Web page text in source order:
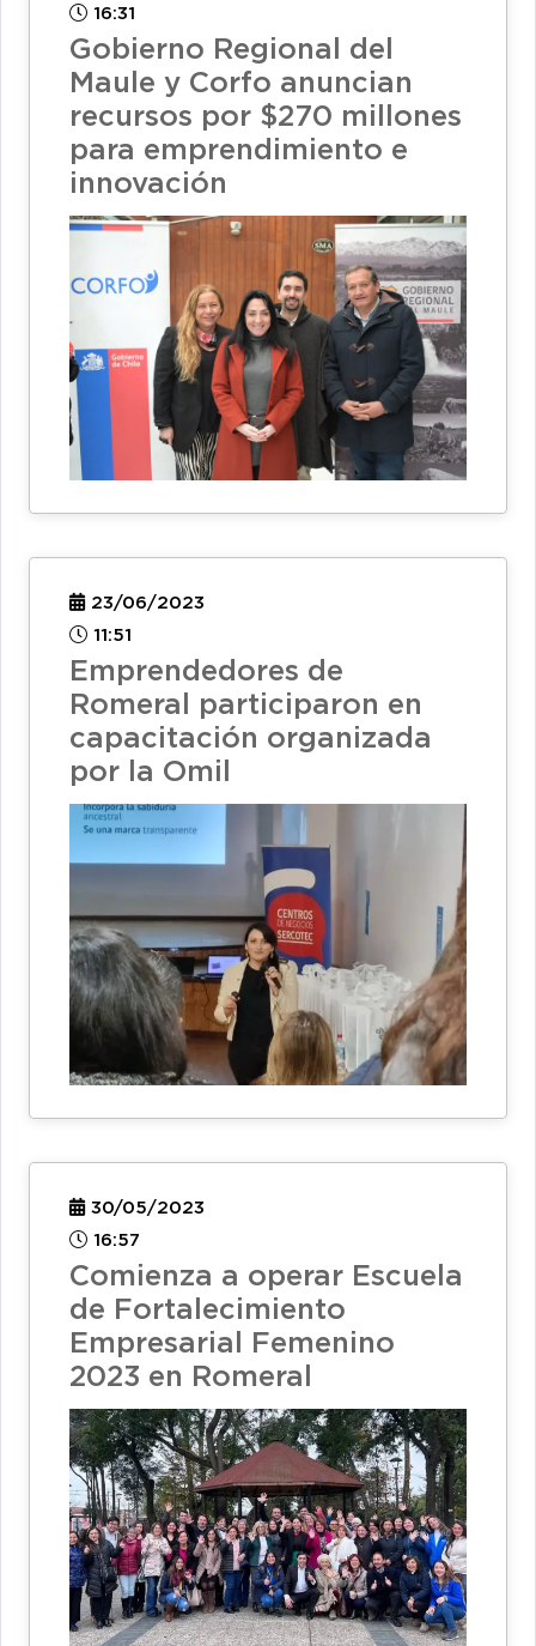
16:31
Gobierno Regional del
Maule y Corfo anuncian
recursos por $270 millones
para emprendimiento e
innovación
23/06/2023
11:51
Emprendedores de
Romeral participaron en
capacitación organizada
por la Omil
30/05/2023
16:57
Comienza a operar Escuela
de Fortalecimiento
Empresarial Femenino
2023 en Romeral